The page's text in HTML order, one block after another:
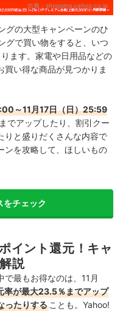
出典： shopping.yahoo.co.jp
グの大型キャンペーンのひ
グで買い物をすると、いつ
ます。家電や日用品などの
買い得な商品が見つかりま
～11月17日（日）25:59
でアップしたり、割引クー
りと盛りだくさんな内容で
ンを攻略して、ほしいもの
をチェック
イント還元！キャ
説
最もお得なのは、11月
率が最大23.5％までアップ
ったりすることも。 Yahoo!